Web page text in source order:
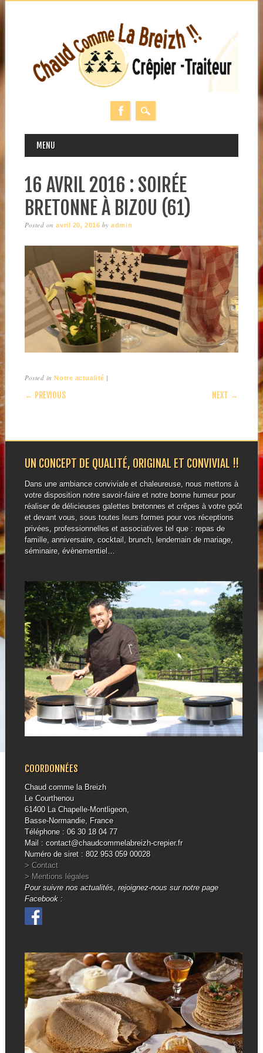
MAIN MENU
MENU
16 AVRIL 2016 : SOIRÉE
BRETONNE À BIZOU (61)
Posted onavril 20, 2016 byadmin
Posted inNotre actualité |
POST NAVIGATION
← PREVIOUS NEXT →
UN CONCEPT DE QUALITÉ, ORIGINAL ET CONVIVIAL !!
Dans une ambiance conviviale et chaleureuse, nous mettons à
votre disposition notre savoir-faire et notre bonne humeur pour
réaliser de délicieuses galettes bretonnes et crêpes à votre goût
et devant vous, sous toutes leurs formes pour vos réceptions
privées, professionnelles et associatives tel que : repas de
famille, anniversaire, cocktail, brunch, lendemain de mariage,
séminaire, évènementiel…
COORDONNÉES
Chaud comme la Breizh
Le Courthenou
61400 La Chapelle-Montligeon,
Basse-Normandie, France
Téléphone : 06 30 18 04 77
Mail : contact@chaudcommelabreizh-crepier.fr
Numéro de siret : 802 953 059 00028
> Contact
> Mentions légales
Pour suivre nos actualités, rejoignez-nous sur notre page
Facebook :